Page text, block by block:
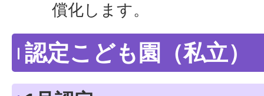
償化します。
認定こども園（私立）